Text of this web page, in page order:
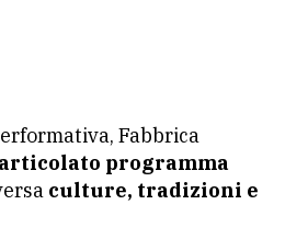
Fabbrica
programma
culture, tradizioni e